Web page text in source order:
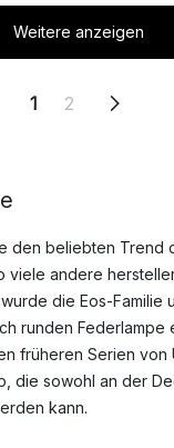
Weitere anzeigen
1 2
den beliebten Trend
viele andere
die Eos-Familie
runden Federlampe
früheren Serien
die sowohl an der
kann.